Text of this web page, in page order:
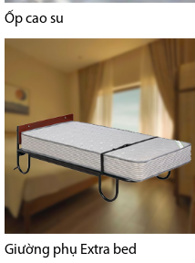
Ốp cao su
Giường phụ Extra bed